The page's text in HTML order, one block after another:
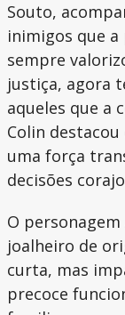
Souto,
inimigos que
sempre
justiça, agora
aqueles que a
Colin
uma força
decisões
O
joalheiro de
curta, mas
precoce